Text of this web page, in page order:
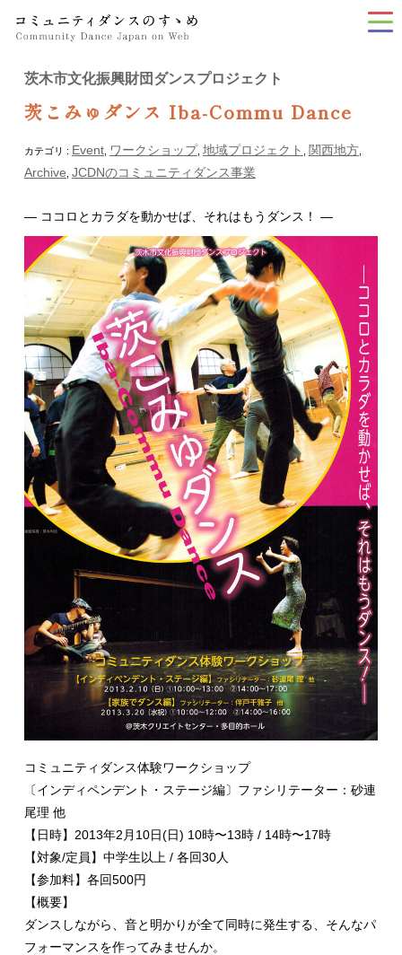
茨木市文化振興財団ダンスプロジェクト
茨こみゅダンス Iba-Commu Dance
カテゴリ : Event, ワークショップ 地域プロジェクト 関西地方,
Archive JCDNのコミュニティダンス事業
— ココロとカラダを動かせば、それはもうダンス！ —
コミュニティダンス体験ワークショップ
〔インディペンデント・ステージ編〕ファシリテーター：砂連
尾理 他
【日時】2013年2月10日(日) 10時〜13時 / 14時〜17時
【対象/定員】中学生以上 / 各回30人
【参加料】各回500円
【概要】
ダンスしながら、音と明かりが全て同時に発生する、そんなパ
フォーマンスを作ってみませんか。